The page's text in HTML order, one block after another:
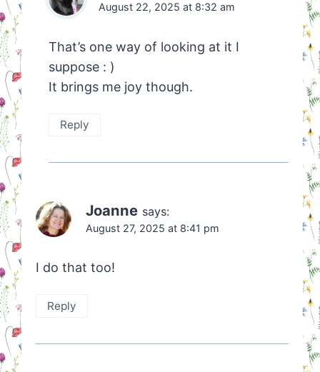
August 22, 2025 at 8:32 am
That’s one way of looking at it I
suppose : )
It brings me joy though.
Reply
Joanne says:
August 27, 2025 at 8:41 pm
I do that too!
Reply